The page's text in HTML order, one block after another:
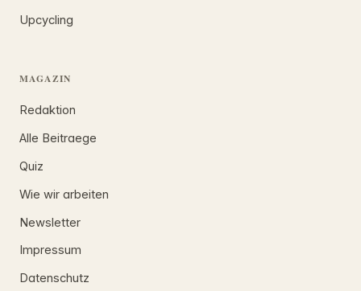
Upcycling
MAGAZIN
Redaktion
Alle Beitraege
Quiz
Wie wir arbeiten
Newsletter
Impressum
Datenschutz